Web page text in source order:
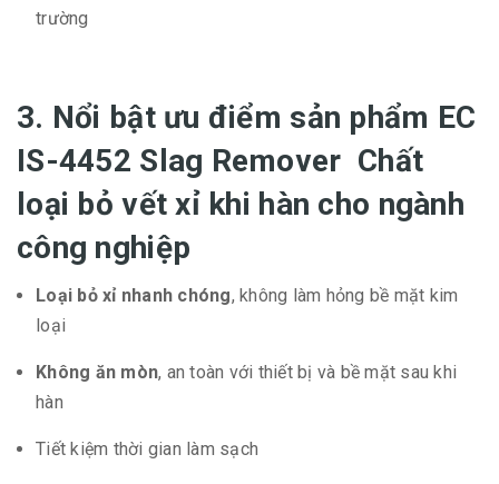
trường
3. Nổi bật ưu điểm sản phẩm EC
IS-4452 Slag Remover Chất
loại bỏ vết xỉ khi hàn cho ngành
công nghiệp ​​​​​​​
Loại bỏ xỉ nhanh chóng, không làm hỏng bề mặt kim
loại
Không ăn mòn, an toàn với thiết bị và bề mặt sau khi
hàn
Tiết kiệm thời gian làm sạch